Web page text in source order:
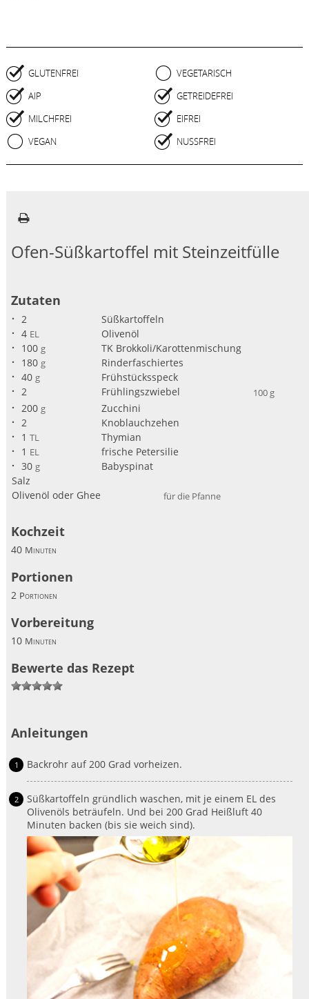
GLUTENFREI
VEGETARISCH
AIP
GETREIDEFREI
MILCHFREI
EIFREI
VEGAN
NUSSFREI
Ofen-Süßkartoffel mit Steinzeitfülle
Zutaten
2
Süßkartoffeln
4 EL
Olivenöl
100 g
TK Brokkoli/Karottenmischung
180 g
Rinderfaschiertes
40 g
Frühstücksspeck
2
Frühlingszwiebel 100 g
200 g
Zucchini
2
Knoblauchzehen
1 TL
Thymian
1 EL
frische Petersilie
30 g
Babyspinat
Salz
Olivenöl oder Ghee
für die Pfanne
Kochzeit
40 Minuten
Portionen
2 Portionen
Vorbereitung
10 Minuten
Bewerte das Rezept
1 2 3 4
Anleitungen
Backrohr auf 200 Grad vorheizen.
Süßkartoffeln gründlich waschen, mit je einem EL des
Olivenöls beträufeln. Und bei 200 Grad Heißluft 40
Minuten backen (bis sie weich sind).